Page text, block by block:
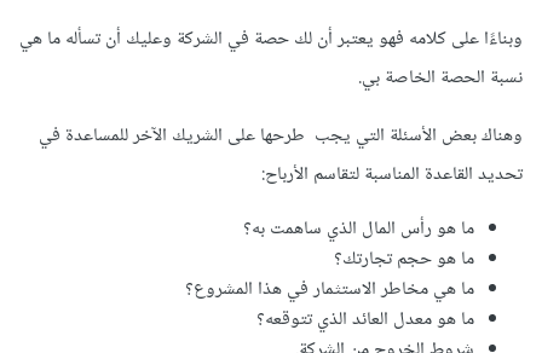
وبناءًا على كلامه فهو يعتبر أن لك حصة في الشركة وعليك أن تسأله ما هي
نسبة الحصة الخاصة بي.
وهناك بعض الأسئلة التي يجب طرحها على الشريك الآخر للمساعدة في
تحديد القاعدة المناسبة لتقاسم الأرباح:
ما هو رأس المال الذي ساهمت به؟
ما هو حجم تجارتك؟
ما هي مخاطر الاستثمار في هذا المشروع؟
ما هو معدل العائد الذي تتوقعه؟